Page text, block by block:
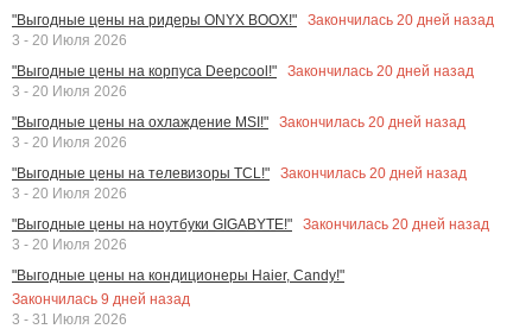
"Выгодные цены на ридеры ONYX BOOX!"
Закончилась 20 дней назад
3 - 20 Июля 2026
"Выгодные цены на корпуса Deepcool!"
Закончилась 20 дней назад
3 - 20 Июля 2026
"Выгодные цены на охлаждение MSI!"
Закончилась 20 дней назад
3 - 20 Июля 2026
"Выгодные цены на телевизоры TCL!"
Закончилась 20 дней назад
3 - 20 Июля 2026
"Выгодные цены на ноутбуки GIGABYTE!"
Закончилась 20 дней назад
3 - 20 Июля 2026
"Выгодные цены на кондиционеры Haier, Candy!"
Закончилась 9 дней назад
3 - 31 Июля 2026